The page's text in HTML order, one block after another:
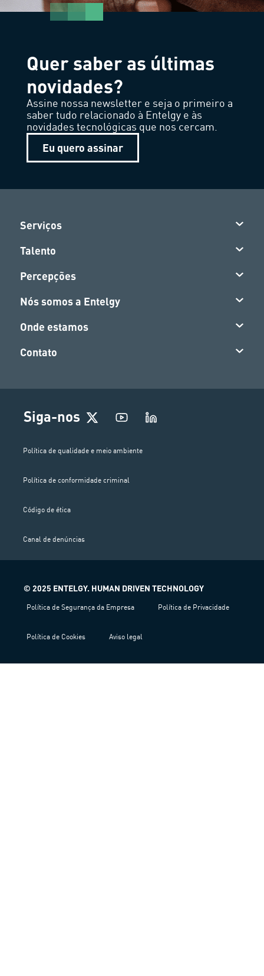
Quer saber as últimas
novidades?
Assine nossa newsletter e seja o primeiro a
saber tudo relacionado à Entelgy e às
novidades tecnológicas que nos cercam.
Eu quero assinar
Serviços
Talento
Percepções
Nós somos a Entelgy
Onde estamos
Contato
Siga-nos
Política de qualidade e meio ambiente
Política de conformidade criminal
Código de ética
Canal de denúncias
© 2025 ENTELGY. HUMAN DRIVEN TECHNOLOGY
Política de Segurança da Empresa Política de Privacidade
Política de Cookies Aviso legal